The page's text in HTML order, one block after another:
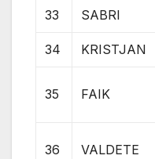
33 SABRI
34 KRISTJAN
35 FAIK
36 VALDETE